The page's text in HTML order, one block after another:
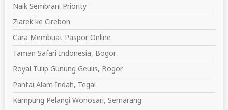
Naik Sembrani Priority
Ziarek ke Cirebon
Cara Membuat Paspor Online
Taman Safari Indonesia, Bogor
Royal Tulip Gunung Geulis, Bogor
Pantai Alam Indah, Tegal
Kampung Pelangi Wonosari, Semarang